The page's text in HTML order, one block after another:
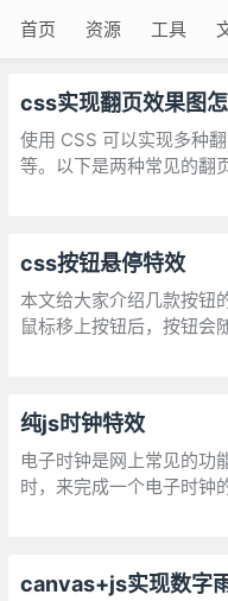
首页 资源 工具
css实现翻页效果图怎
使用 CSS 可以实现多种
等。以下是两种常见的翻
rotateY 实现 3D 翻页效
css按钮悬停特效
本文给大家介绍几款按钮
鼠标移上按钮后，按钮会
纯js时钟特效
电子时钟是网上常见的功
时，来完成一个电子时钟
前，读者需要具备html
canvas+js实现数字